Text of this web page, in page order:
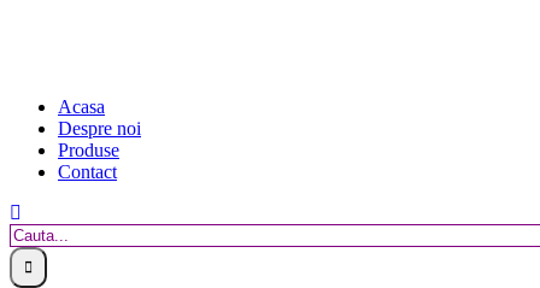
Acasa
Despre noi
Produse
Contact